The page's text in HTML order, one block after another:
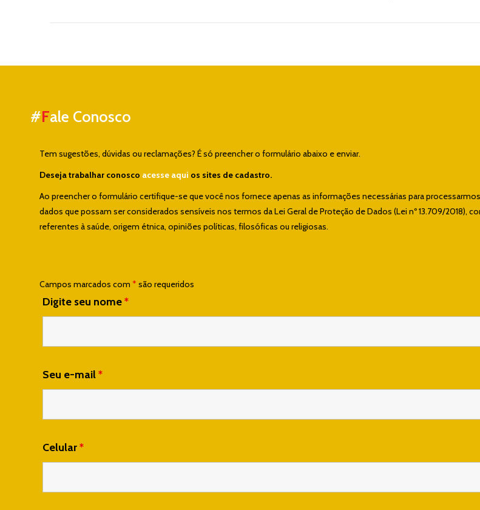
#Fale Conosco
Tem sugestões, dúvidas ou reclamações? É só preencher o formulário abaixo e enviar.
Deseja trabalhar conosco acesse aqui os sites de cadastro.
Ao preencher o formulário certifique-se que você nos fornece apenas as informações necessárias para
dados que possam ser considerados sensíveis nos termos da Lei Geral de Proteção de Dados (Lei nº 13.709/2018),
referentes à saúde, origem étnica, opiniões políticas, filosóficas ou religiosas.
Campos marcados com * são requeridos
Digite seu nome*
Seu e-mail*
Celular*